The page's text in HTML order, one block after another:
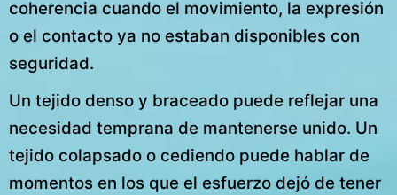
coherencia cuando el movimiento, la expresión
o el contacto ya no estaban disponibles con
seguridad.
Un tejido denso y braceado puede reflejar una
necesidad temprana de mantenerse unido. Un
tejido colapsado o cediendo puede hablar de
momentos en los que el esfuerzo dejó de tener